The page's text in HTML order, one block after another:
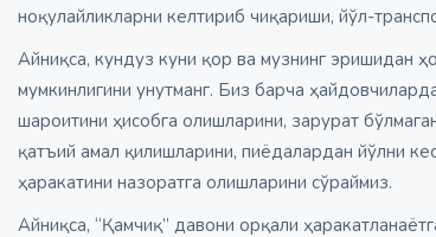
ноқулайликларни келтириб чиқариши, йўл-
Айниқса, кундуз куни қор ва музнинг эришидан
мумкинлигини унутманг. Биз барча
шароитини ҳисобга олишларини, зарурат
қатъий амал қилишларини, пиёдалардан йўлни
ҳаракатини назоратга олишларини сўраймиз.
Айниқса, “Қамчиқ” давони орқали